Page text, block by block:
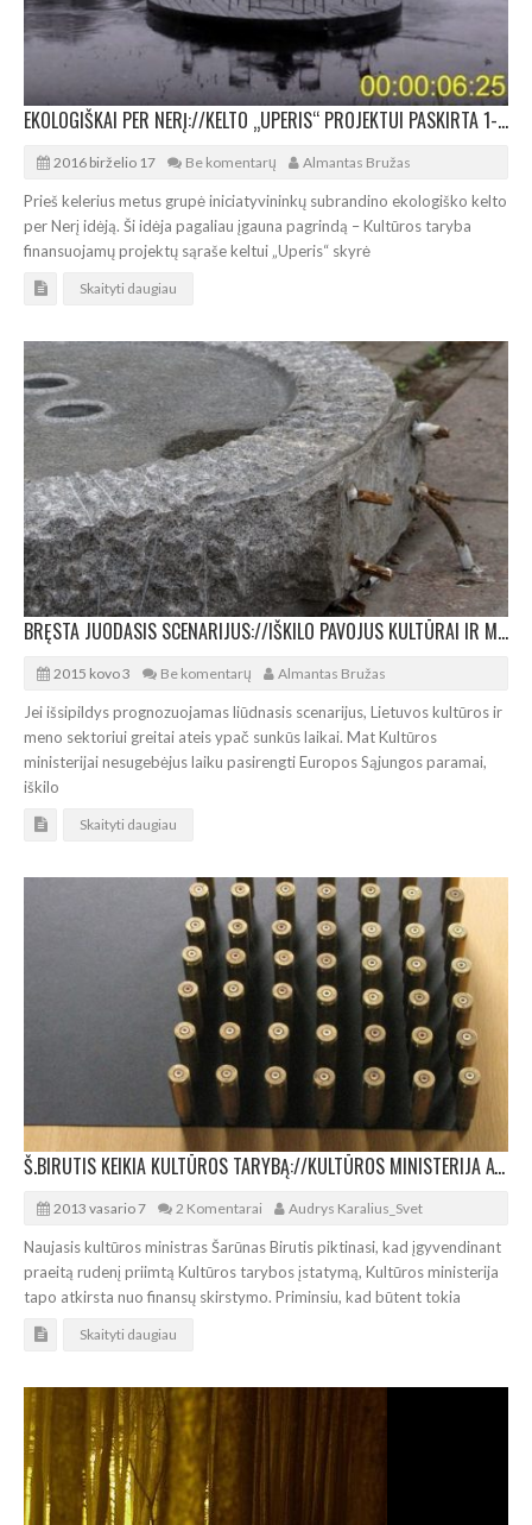
EKOLOGIŠKAI PER NERĮ://KELTO „UPERIS“ PROJEKTUI PASKIRTA 1-OJI VIETA IR 17.000 EURŲ
2016 birželio 17 Be komentarų Almantas Bružas
Prieš kelerius metus grupė iniciatyvininkų subrandino ekologiško kelto
per Nerį idėją. Ši idėja pagaliau įgauna pagrindą – Kultūros taryba
finansuojamų projektų sąraše keltui „Uperis“ skyrė
Skaityti daugiau
BRĘSTA JUODASIS SCENARIJUS://IŠKILO PAVOJUS KULTŪRAI IR MENUI LIKTI BE PARAMOS
2015 kovo 3 Be komentarų Almantas Bružas
Jei išsipildys prognozuojamas liūdnasis scenarijus, Lietuvos kultūros ir
meno sektoriui greitai ateis ypač sunkūs laikai. Mat Kultūros
ministerijai nesugebėjus laiku pasirengti Europos Sąjungos paramai,
iškilo
Skaityti daugiau
Š.BIRUTIS KEIKIA KULTŪROS TARYBĄ://KULTŪROS MINISTERIJA ATKIRSTA NUO FINANSŲ
2013 vasario 7 2 Komentarai Audrys Karalius_Svet
Naujasis kultūros ministras Šarūnas Birutis piktinasi, kad įgyvendinant
praeitą rudenį priimtą Kultūros tarybos įstatymą, Kultūros ministerija
tapo atkirsta nuo finansų skirstymo. Priminsiu, kad būtent tokia
Skaityti daugiau